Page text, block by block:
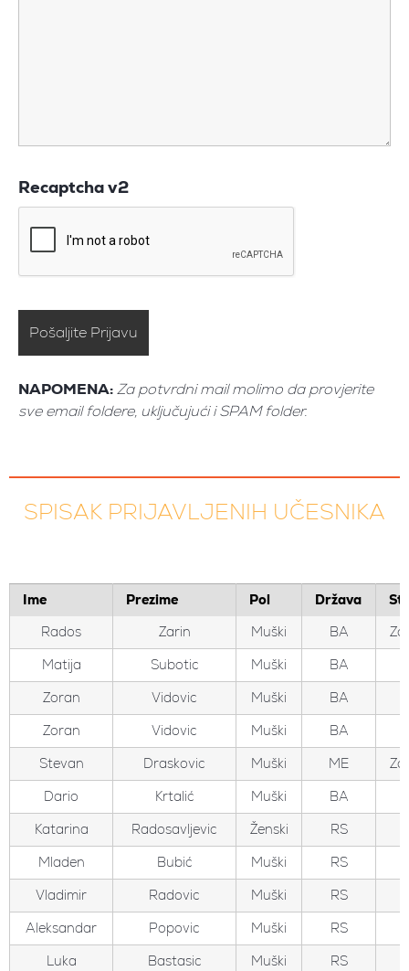
Recaptcha v2
NAPOMENA:Za potvrdni mail molimo da provjerite
sve email foldere, uključujući i SPAM folder.
SPISAK PRIJAVLJENIH UČESNIKA
Ime Prezime Pol Država
Rados
Zarin Muški BA
Matija
Subotic Muški
BA
Zoran
Vidovic Muški
BA
Zoran
Vidovic Muški
BA
Stevan
Draskovic Muški ME
Dario
Krtalić Muški
BA
Katarina
Radosavljevic Ženski
RS
Mladen
Bubić Muški
RS
Vladimir
Radovic Muški
RS
Aleksandar
Popovic Muški
RS
Luka
Bastasic Muški
RS